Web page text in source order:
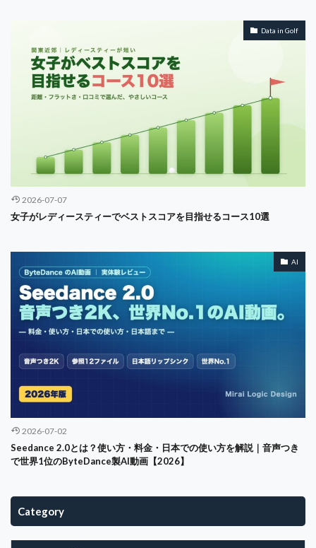
Data in Golf
2026-07-07
女子がレディースティーでベストスコアを目指せるコース10選
AI
2026-07-02
Seedance 2.0とは？使い方・料金・日本での使い方を解説｜音声つき
で世界1位のByteDance製AI動画【2026】
Category